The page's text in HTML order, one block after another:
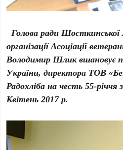
Голова ради Шосткинської
організації Асоціації
Володимир Шлик вшановує
України, директора ТОВ
Радохліба на честь 55-
Квітень 2017 р.